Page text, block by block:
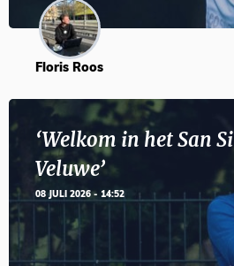
Floris Roos
‘Welkom in het San
Veluwe’
08 JULI 2026 - 14:52